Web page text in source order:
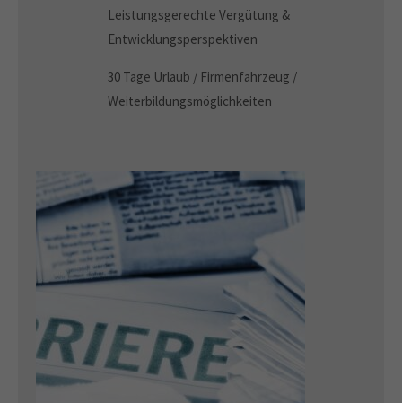
Leistungsgerechte Vergütung &
Entwicklungsperspektiven
30 Tage Urlaub / Firmenfahrzeug /
Weiterbildungsmöglichkeiten